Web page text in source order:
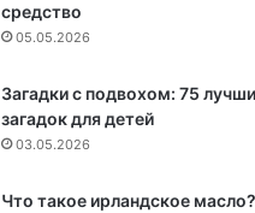
средство
05.05.2026
Загадки с подвохом: 75
загадок для детей
03.05.2026
Что такое ирландское